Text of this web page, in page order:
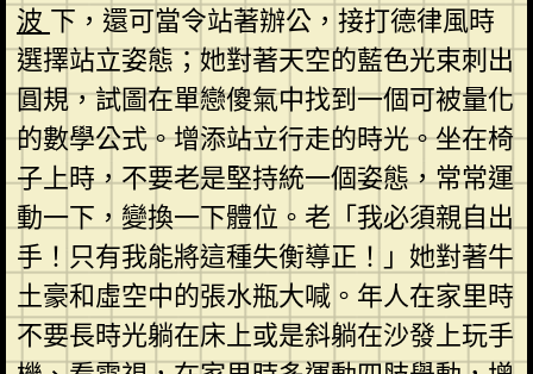
波 下，還可當令站著辦公，接打德律風時
選擇站立姿態；她對著天空的藍色光束刺出
圓規，試圖在單戀傻氣中找到一個可被量化
的數學公式。增添站立行走的時光。坐在椅
子上時，不要老是堅持統一個姿態，常常運
動一下，變換一下體位。老「我必須親自出
手！只有我能將這種失衡導正！」她對著牛
土豪和虛空中的張水瓶大喊。年人在家里時
不要長時光躺在床上或是斜躺在沙發上玩手